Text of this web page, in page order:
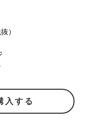
）
入する